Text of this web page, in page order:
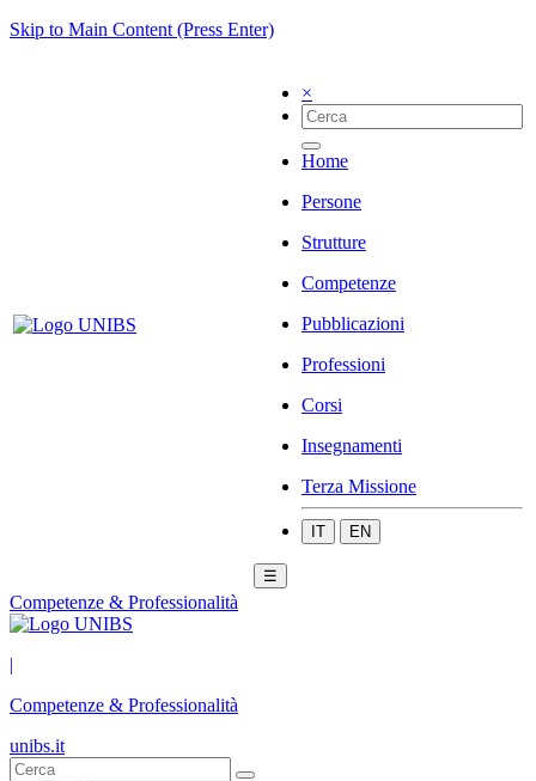
Skip to Main Content (Press Enter)
×
Home
Persone
Strutture
Competenze
Pubblicazioni
Professioni
Corsi
Insegnamenti
Terza Missione
IT EN
☰
Competenze & Professionalità
|
Competenze & Professionalità
unibs.it